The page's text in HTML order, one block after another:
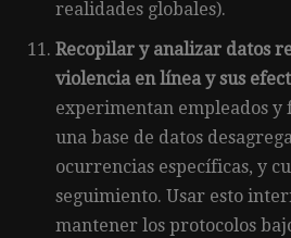
realidades globales).
Recopilar y analizar datos
violencia en línea y sus
experimentan empleados y
una base de datos
ocurrencias específicas, y
seguimiento. Usar esto
mantener los protocolos